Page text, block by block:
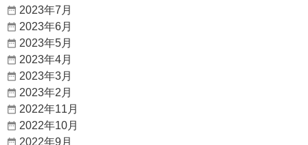
2023年7月
2023年6月
2023年5月
2023年4月
2023年3月
2023年2月
2022年11月
2022年10月
2022年9月